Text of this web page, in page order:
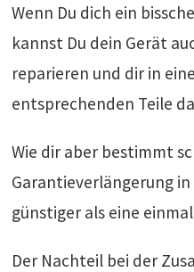
Wenn Du dich ein
kannst Du dein Gerät
reparieren und dir in
entsprechenden Teile
Wie dir aber bestimmt
Garantieverlängerung in
günstiger als eine
Der Nachteil bei der